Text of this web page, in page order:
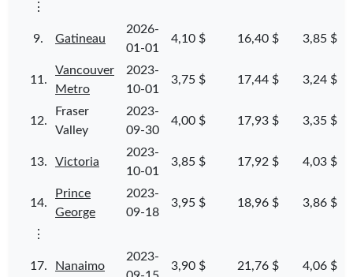
⋮
9. Gatineau
2026-
01-01
4,10 $ 16,40 $ 3,85 $
11.
Vancouver
Metro
2023-
10-01
3,75 $ 17,44 $ 3,24 $
12.
Fraser
Valley
2023-
09-30
4,00 $ 17,93 $ 3,35 $
13. Victoria
2023-
10-01
3,85 $ 17,92 $ 4,03 $
14.
Prince
George
2023-
09-18
3,95 $ 18,96 $ 3,86 $
⋮
17. Nanaimo
2023-
3,90 $ 21,76 $ 4,06 $